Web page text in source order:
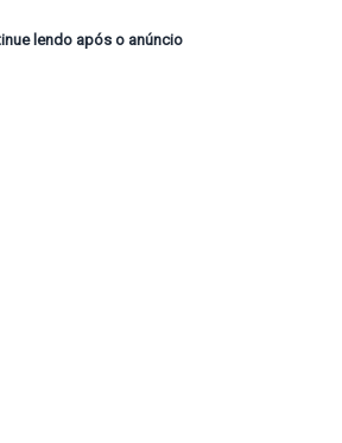
lendo após o anúncio